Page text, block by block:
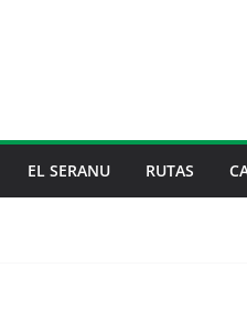
EL SERANU RUTAS